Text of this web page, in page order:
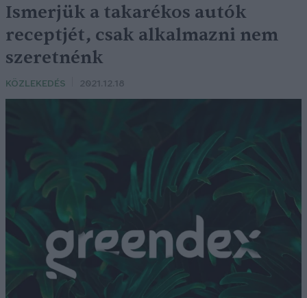
Ismerjük a takarékos autók
receptjét, csak alkalmazni nem
szeretnénk
KÖZLEKEDÉS 2021.12.18